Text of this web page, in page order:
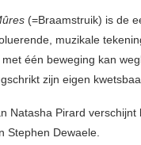
(=Braamstruik) is de
muzikale
één beweging kan
zijn eigen
Natasha Pirard
Stephen Dewaele.